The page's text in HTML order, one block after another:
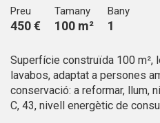
Preu
450 €
Tamany
100 m²
Bany
1
Superfície construïda 100 m²,
lavabos, adaptat a persones
conservació: a reformar, llum,
C, 43, nivell energètic de
navegador podent, si així ho
instal·lades al disc dur,
compte que aquesta acció
Analítiques i
Permeten fer el seguiment i
dels usuaris d'aquest lloc web.